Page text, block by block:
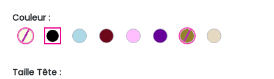
Couleur :
BLANC ECRU
NOIR BLEU CLAIRBORDEAUXROSE CLAIR
VIOLETKAKI BEIGE
Taille Tête :